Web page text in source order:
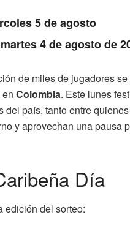
5 de agosto
4 de agosto de
de miles de jugadores
Colombia. Este lunes
país, tanto entre
y aprovechan una pausa
Día
edición del sorteo: